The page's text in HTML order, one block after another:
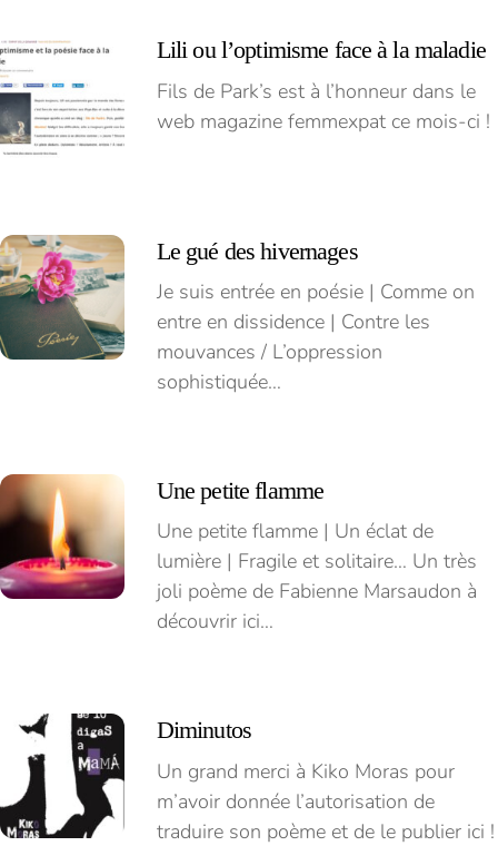
Lili ou l’optimisme face à la maladie
Fils de Park’s est à l’honneur dans le
web magazine femmexpat ce mois-ci !
Le gué des hivernages
Je suis entrée en poésie | Comme on
entre en dissidence | Contre les
mouvances / L’oppression
sophistiquée…
Une petite flamme
Une petite flamme | Un éclat de
lumière | Fragile et solitaire… Un très
joli poème de Fabienne Marsaudon à
découvrir ici…
Diminutos
Un grand merci à Kiko Moras pour
m’avoir donnée l’autorisation de
traduire son poème et de le publier ici !